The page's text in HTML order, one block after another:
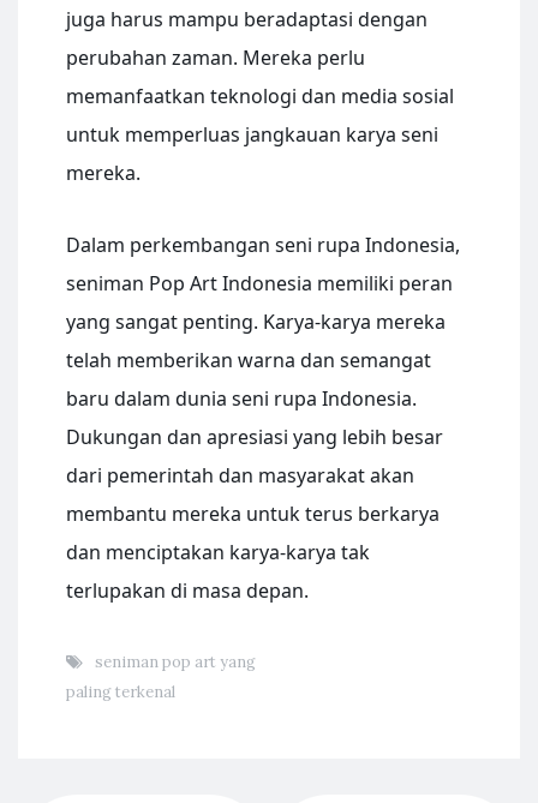
juga harus mampu beradaptasi dengan
perubahan zaman. Mereka perlu
memanfaatkan teknologi dan media sosial
untuk memperluas jangkauan karya seni
mereka.
Dalam perkembangan seni rupa Indonesia,
seniman Pop Art Indonesia memiliki peran
yang sangat penting. Karya-karya mereka
telah memberikan warna dan semangat
baru dalam dunia seni rupa Indonesia.
Dukungan dan apresiasi yang lebih besar
dari pemerintah dan masyarakat akan
membantu mereka untuk terus berkarya
dan menciptakan karya-karya tak
terlupakan di masa depan.
seniman pop art yang
paling terkenal